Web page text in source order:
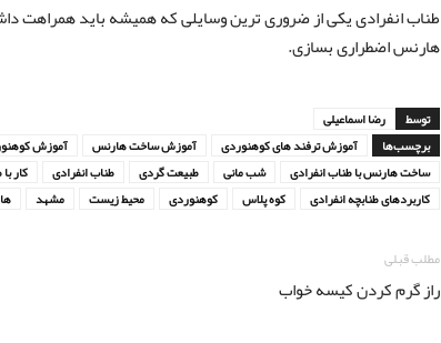
طناب انفرادی یکی از ضروری ترین وسایلی که همیشه باید همراهت
هارنس اضطراری بسازی.
توسط
رضا اسماعیلی
برچسب‌ها
آموزش ترفند های کوهنوردی آموزش ساخت هارنس آموزش
ساخت هارنس با طناب انفرادی
شب مانی طبیعت گردی طناب انفرادی کار
کاربردهای طنابچه انفرادی
کوه پلاس کوهنوردی محیط زیست مشهد
مطلب قبلی
راز گرم کردن کیسه خواب